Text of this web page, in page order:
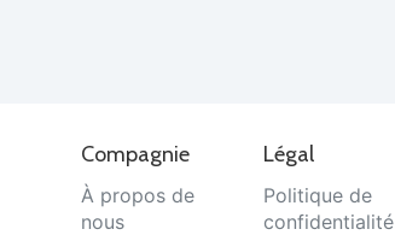
Compagnie
À propos de
nous
Légal
Politique de
confidentialité